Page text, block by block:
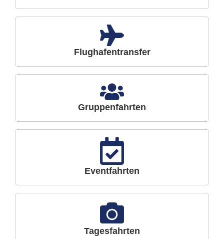
Flughafentransfer
Gruppenfahrten
Eventfahrten
Tagesfahrten